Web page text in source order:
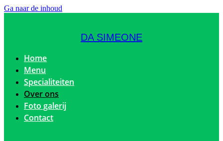
Ga naar de inhoud
DA SIMEONE
Home
Menu
Specialiteiten
Over ons
Foto galerij
Contact